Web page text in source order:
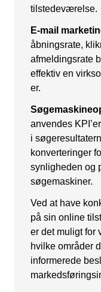
tilstedeværelse.
E-mail
åbningsrate,
afmeldingsrate
effektiv en
er.
anvendes
i
konverteringer
synligheden og
søgemaskiner.
Ved at have
på sin online
er det muligt for
hvilke områder
informerede